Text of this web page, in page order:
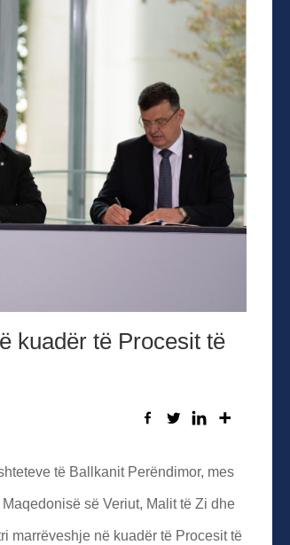
kuadër të Procesit të
të Ballkanit Perëndimor, mes
së Veriut, Malit të Zi dhe
marrëveshje në kuadër të Procesit të